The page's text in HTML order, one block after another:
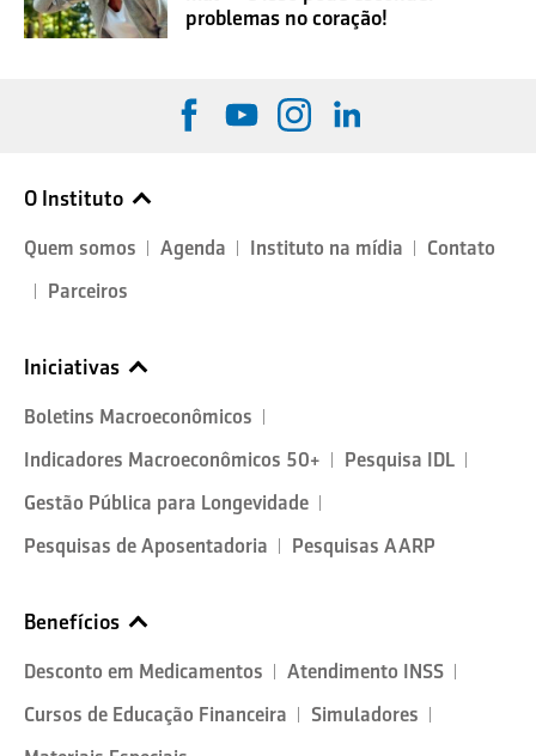
problemas no coração!
O Instituto
Quem somos Agenda Instituto na mídia
Contato
Parceiros
Iniciativas
Boletins Macroeconômicos
Indicadores Macroeconômicos 50+
Pesquisa IDL
Gestão Pública para Longevidade
Pesquisas de Aposentadoria
Pesquisas AARP
Benefícios
Desconto em Medicamentos
Atendimento INSS
Cursos de Educação Financeira
Simuladores